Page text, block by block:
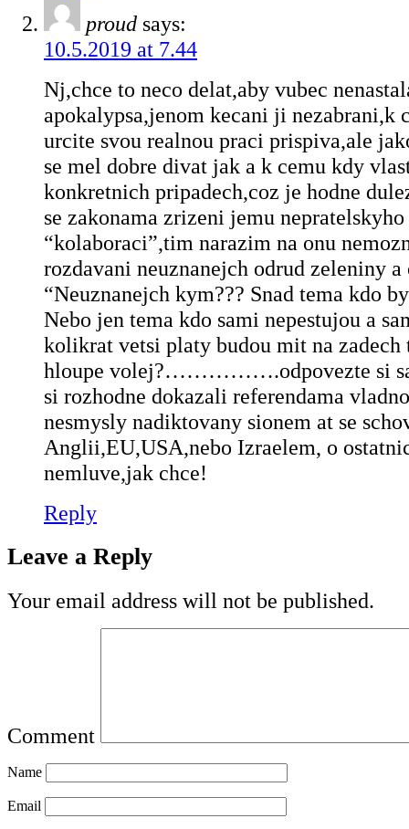
proud says:
10.5.2019 at 7.44
Nj,chce to neco delat,aby vubec
apokalypsa,jenom kecani ji nezabrani,k
urcite svou realnou praci prispiva,ale
se mel dobre divat jak a k cemu kdy
konkretnich pripadech,coz je hodne
se zakonama zrizeni jemu nepratelskyho
“kolaboraci”,tim narazim na onu
rozdavani neuznanejch odrud zeleniny a
“Neuznanejch kym??? Snad tema kdo
Nebo jen tema kdo sami nepestujou a
kolikrat vetsi platy budou mit na zadech
hloupe volej?…………….odpovezte si
si rozhodne dokazali referendama
nesmysly nadiktovany sionem at se
Anglii,EU,USA,nebo Izraelem, o
nemluve,jak chce!
Reply
Leave a Reply
Your email address will not be published.
Comment
Name
Email